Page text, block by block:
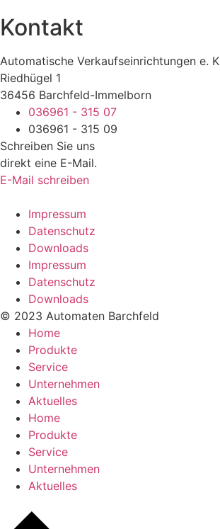
Kontakt
Automatische Verkaufseinrichtungen e.
Riedhügel 1
36456 Barchfeld-Immelborn
036961 - 315 07
036961 - 315 09
Schreiben Sie uns
direkt eine E-Mail.
E-Mail schreiben
Impressum
Datenschutz
Downloads
Impressum
Datenschutz
Downloads
© 2023 Automaten Barchfeld
Home
Produkte
Service
Unternehmen
Aktuelles
Home
Produkte
Service
Unternehmen
Aktuelles